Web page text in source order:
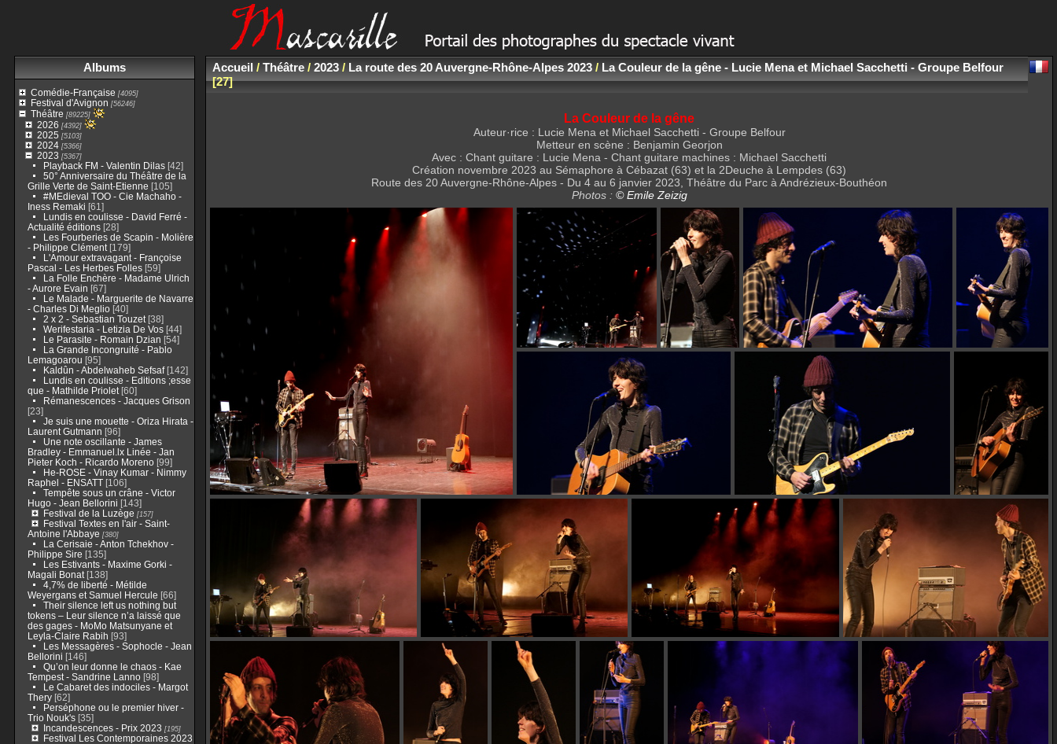
Albums
Comédie-Française [4095]
Festival d'Avignon [56246]
Théâtre [89225]
2026 [4392]
2025 [5103]
2024[5366]
2023 [5367]
Playback FM - Valentin Dilas[42]
50° Anniversaire du Théâtre de la
Grille Verte de Saint-Etienne [105]
#MEdieval TOO - Cie Machaho -
Iness Remaki [61]
Lundis en coulisse - David Ferré -
Actualité éditions[28]
Les Fourberies de Scapin - Molière
- Philippe Clément[179]
L'Amour extravagant - Françoise
Pascal - Les Herbes Folles[59]
La Folle Enchère - Madame Ulrich
- Aurore Evain [67]
Le Malade - Marguerite de Navarre
- Charles Di Meglio[40]
2 x 2 - Sebastian Touzet[38]
Werifestaria - Letizia De Vos[44]
Le Parasite - Romain Dzian [54]
La Grande Incongruité - Pablo
Lemagoarou [95]
Kaldûn - Abdelwaheb Sefsaf[142]
Lundis en coulisse - Editions ;esse
que - Mathilde Priolet[60]
Rémanescences - Jacques Grison
[23]
Je suis une mouette - Oriza Hirata -
Laurent Gutmann [96]
Une note oscillante - James
Bradley - Emmanuel.lx Linée - Jan
Pieter Koch - Ricardo Moreno[99]
He-ROSE - Vinay Kumar - Nimmy
Raphel - ENSATT[106]
Tempête sous un crâne - Victor
Hugo - Jean Bellorini [143]
Festival de la Luzège [157]
Festival Textes en l'air - Saint-
Antoine l'Abbaye [380]
La Cerisaie - Anton Tchekhov -
Philippe Sire [135]
Les Estivants - Maxime Gorki -
Magali Bonat[138]
4,7% de liberté - Métilde
Weyergans et Samuel Hercule [66]
Their silence left us nothing but
tokens – Leur silence n’a laissé que
des gages - MoMo Matsunyane et
Leyla-Claire Rabih [93]
Les Messagères - Sophocle - Jean
Bellorini [146]
Qu’on leur donne le chaos - Kae
Tempest - Sandrine Lanno[98]
Le Cabaret des indociles - Margot
Thery[62]
Perséphone ou le premier hiver -
Trio Nouk's[35]
Incandescences - Prix 2023 [195]
Festival Les Contemporaines 2023
Accueil/ Théâtre/ 2023/ La route des 20 Auvergne-Rhône-Alpes 2023/ La Couleur de la gêne - Lucie Mena et Michael Sacchetti - Groupe Belfour
27
La Couleur de la gêne
Auteur·rice : Lucie Mena et Michael Sacchetti - Groupe Belfour
Metteur en scène : Benjamin Georjon
Avec : Chant guitare : Lucie Mena - Chant guitare machines : Michael Sacchetti
Création novembre 2023 au Sémaphore à Cébazat (63) et la 2Deuche à Lempdes (63)
Route des 20 Auvergne-Rhône-Alpes - Du 4 au 6 janvier 2023, Théâtre du Parc à Andrézieux-Bouthéon
Photos : © Emile Zeizig